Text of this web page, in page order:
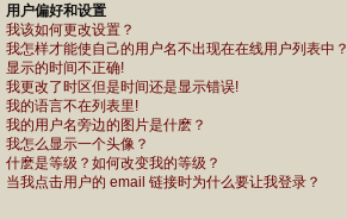
用户偏好和设置
我该如何更改设置？
我怎样才能使自己的用户名不出现在在线用户列表中？
显示的时间不正确!
我更改了时区但是时间还是显示错误!
我的语言不在列表里!
我的用户名旁边的图片是什麽？
我怎么显示一个头像？
什麽是等级？如何改变我的等级？
当我点击用户的 email 链接时为什么要让我登录？